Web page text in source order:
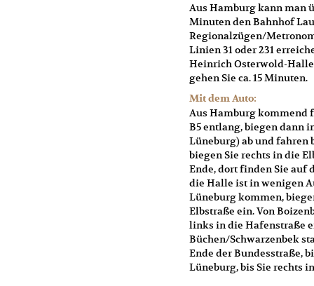
Aus Hamburg kann man
Minuten den Bahnhof
Regionalzügen/
Linien 31 oder 231
Heinrich Osterwold-Halle
gehen Sie ca. 15 Minuten.
Mit dem Auto:
Aus Hamburg kommend
B5 entlang, biegen dann
Lüneburg) ab und fahren
biegen Sie rechts in die
Ende, dort finden Sie auf
die Halle ist in wenigen
Lüneburg kommen,
Elbstraße ein. Von
links in die Hafenstraße
Büchen/Schwarzenbek
Ende der Bundesstraße,
Lüneburg, bis Sie rechts